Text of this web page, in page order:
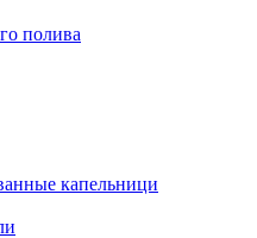
полива
капельници